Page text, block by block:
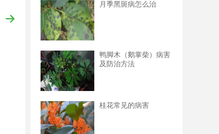
月季黑斑病怎么治
鸭脚木（鹅掌柴）病害
及防治方法
桂花常见的病害